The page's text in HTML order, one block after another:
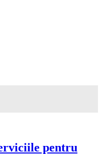
pentru